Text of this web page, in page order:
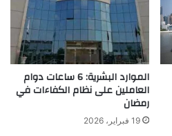
الموارد البشرية: 6 ساعات دوام
العاملين على نظام الكفاءات في
رمضان
19 فبراير، 2026